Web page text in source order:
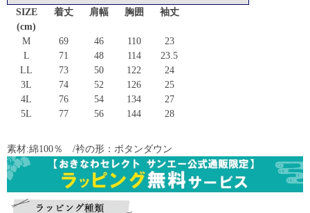
SIZE
(cm)
着丈 肩幅 胸囲 袖丈
M 69 46 110
23
L
71 48 114
23.5
LL
73 50 122
24
3L
74 52 126
25
4L
76 54 134
27
5L
77 56 144 28
素材:綿100％ /衿の形：ボタンダウン